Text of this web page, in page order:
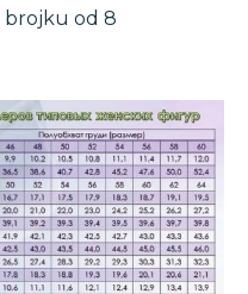
brojku od 8